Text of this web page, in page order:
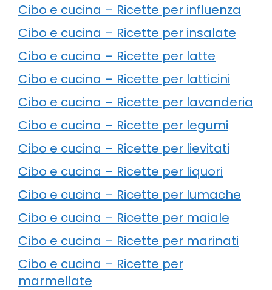
Cibo e cucina – Ricette per influenza
Cibo e cucina – Ricette per insalate
Cibo e cucina – Ricette per latte
Cibo e cucina – Ricette per latticini
Cibo e cucina – Ricette per lavanderia
Cibo e cucina – Ricette per legumi
Cibo e cucina – Ricette per lievitati
Cibo e cucina – Ricette per liquori
Cibo e cucina – Ricette per lumache
Cibo e cucina – Ricette per maiale
Cibo e cucina – Ricette per marinati
Cibo e cucina – Ricette per
marmellate